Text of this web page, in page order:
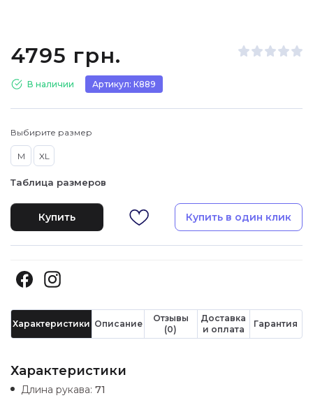
4795 грн.
В наличии Артикул: К889
Выбирите размер
M XL
Таблица размеров
Купить Купить в один клик
Характеристики Описание
Отзывы
(0)
Доставка
и оплата
Гарантия
Характеристики
Длина рукава: 71